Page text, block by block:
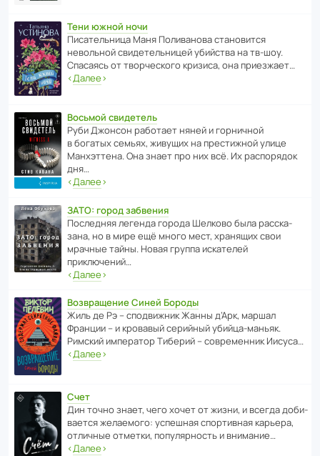
Тени южной ночи
Писа­тель­ница Маня Поли­ва­нова стано­вится
невольной свиде­тель­ницей убийства на тв-шоу.
Спасаясь от твор­че­с­кого кризиса, она приезжает…
‹Далее›
Восьмой свидетель
Руби Джонсон рабо­тает няней и горни­чной
в богатых семьях, живущих на прес­ти­жной улице
Манх­эт­тена. Она знает про них всё. Их распо­рядок
дня…
‹Далее›
ЗАТО: город забвения
После­дняя легенда города Шелково была расска­
зана, но в мире ещё много мест, хранящих свои
мрачные тайны. Новая группа иска­телей
приключений…
‹Далее›
Возвращение Синей Бороды
Жиль де Рэ – спод­ви­жник Жанны д’Арк, маршал
Франции – и кровавый серийный убийца-маньяк.
Римский импе­ратор Тиберий – совре­менник Иисуса…
‹Далее›
Счет
Дин точно знает, чего хочет от жизни, и всегда доби­
ва­ется жела­е­мого: успе­шная спор­ти­вная карьера,
отли­чные отметки, попу­ля­р­ность и внимание…
‹Далее›